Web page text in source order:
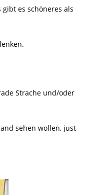
es schöneres als
Strache und/oder
sehen wollen, just